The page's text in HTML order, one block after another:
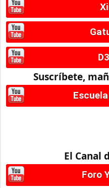
Suscríbete,
El Canal
Foro